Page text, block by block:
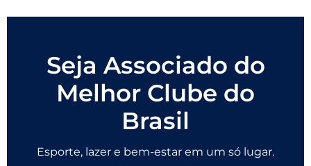
Seja Associado do
Melhor Clube do
Brasil
Esporte, lazer e bem-estar em um só lugar.